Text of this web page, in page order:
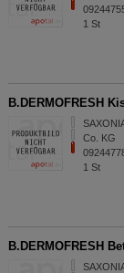
1 St
B.DERMOFRESH
Co. KG
1 St
B.DERMOFRESH